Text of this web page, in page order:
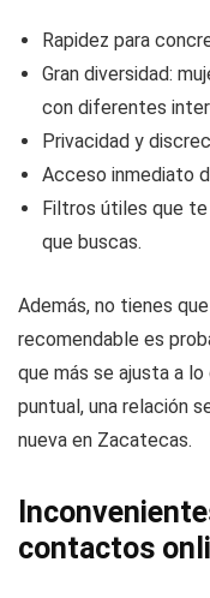
Rapidez para
Gran diversidad:
con diferentes
Privacidad y
Acceso inmediato
Filtros útiles que
que buscas.
Además, no tienes
recomendable es
que más se ajusta a
puntual, una relación
nueva en Zacatecas.
contactos